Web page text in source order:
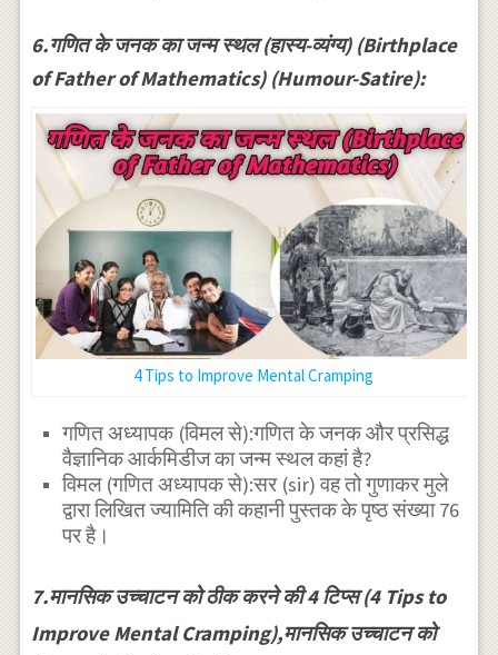
6.गणित के जनक का जन्म स्थल (हास्य-व्यंग्य) (Birthplace
of Father of Mathematics) (Humour-Satire):
4 Tips to Improve Mental Cramping
गणित अध्यापक (विमल से):गणित के जनक और प्रसिद्ध
वैज्ञानिक आर्कमिडीज का जन्म स्थल कहां है?
विमल (गणित अध्यापक से):सर (sir) वह तो गुणाकर मुले
द्वारा लिखित ज्यामिति की कहानी पुस्तक के पृष्ठ संख्या 76
पर है।
7.मानसिक उच्चाटन को ठीक करने की 4 टिप्स (4 Tips to
Improve Mental Cramping),मानसिक उच्चाटन को